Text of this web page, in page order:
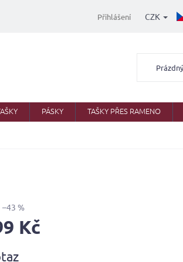
CZK
Přihlášení
Nákupní
PÁSKY TAŠKY PŘES RAMENO
–43 %
Kč